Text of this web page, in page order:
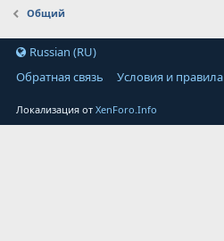
Общий
Russian (RU)
Обратная связь
Условия и правила
Локализация отXenForo.Info